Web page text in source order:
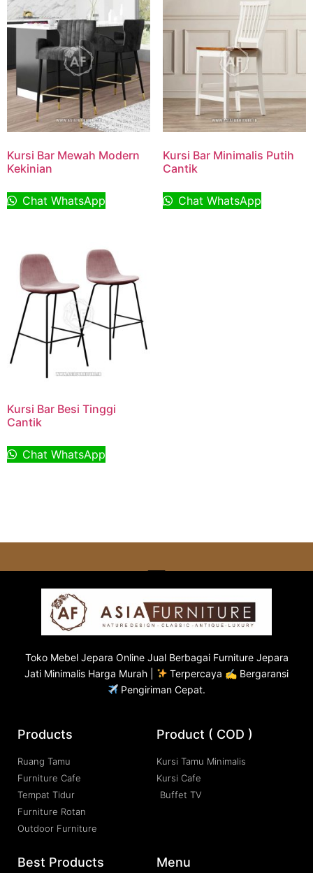
Kursi Bar Mewah Modern
Kekinian
Chat WhatsApp
Kursi Bar Minimalis Putih
Cantik
Chat WhatsApp
Kursi Bar Besi Tinggi
Cantik
Chat WhatsApp
Toko Mebel Jepara Online Jual Berbagai Furniture Jepara
Jati Minimalis Harga Murah |
Terpercaya ✍ Bergaransi
Pengiriman Cepat.
Products
Ruang Tamu
Furniture Cafe
Tempat Tidur
Furniture Rotan
Outdoor Furniture
Product ( COD )
Kursi Tamu Minimalis
Kursi Cafe
Buffet TV
Best Products Menu